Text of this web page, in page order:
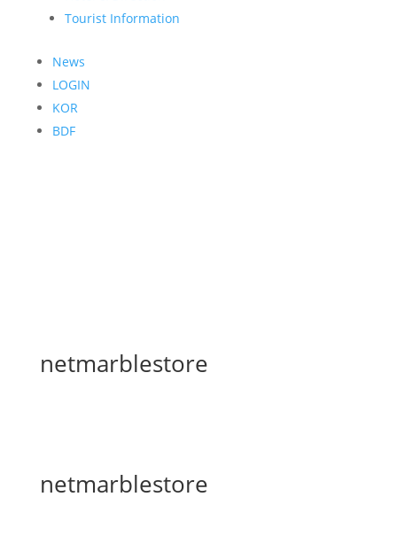
Tourist Information
News
LOGIN
KOR
BDF
netmarblestore
netmarblestore